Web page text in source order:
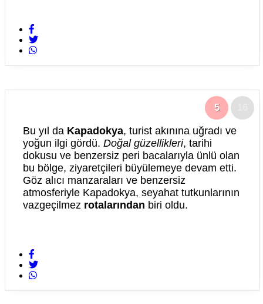
5
Bu yıl da Kapadokya, turist akınına uğradı ve
yoğun ilgi gördü. Doğal güzellikleri, tarihi
dokusu ve benzersiz peri bacalarıyla ünlü olan
bu bölge, ziyaretçileri büyülemeye devam etti.
Göz alıcı manzaraları ve benzersiz
atmosferiyle Kapadokya, seyahat tutkunlarının
vazgeçilmez rotalarından biri oldu.